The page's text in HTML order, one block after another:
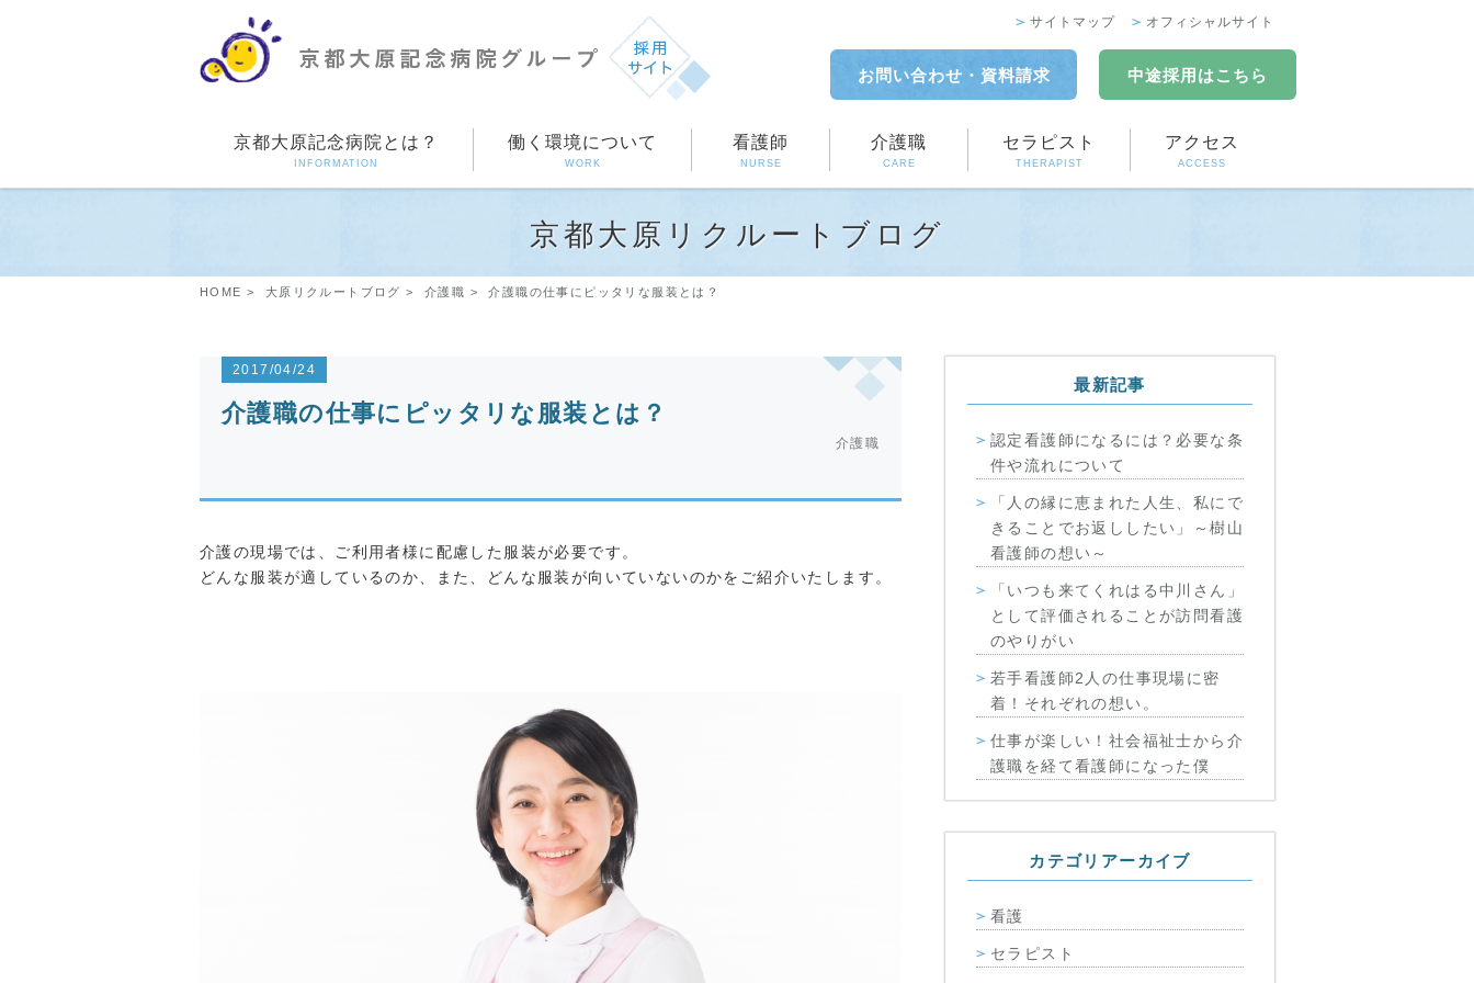
お問い合わせ ・資料請求 中途採用 はこちら
京都大原記念病院とは？
INFORMATION
働く環境について
WORK
看護師
NURSE
介護職
CARE
セラピスト
THERAPIST
アクセス
ACCESS
サイトマップ オフィシャルサイト
京都大原リクルートブログ
HOME 大原リクルートブログ 介護職 介護職の仕事にピッタリな服装とは？
2017/04/24
介護職の仕事にピッタリな服装とは？
介護職
介護の現場では、ご利用者様に配慮した服装が必要です。
どんな服装が適しているのか、また、どんな服装が向いていないのかをご紹介いたします。
最新記事
認定看護師になるには？必要な条
件や流れについて
「人の縁に恵まれた人生、私にで
きることでお返ししたい」～樹山
看護師の想い～
「いつも来てくれはる中川さん」
として評価されることが訪問看護
のやりがい
若手看護師2人の仕事現場に密
着！それぞれの想い。
仕事が楽しい！社会福祉士から介
護職を経て看護師になった僕
カテゴリアーカイブ
看護
セラピスト